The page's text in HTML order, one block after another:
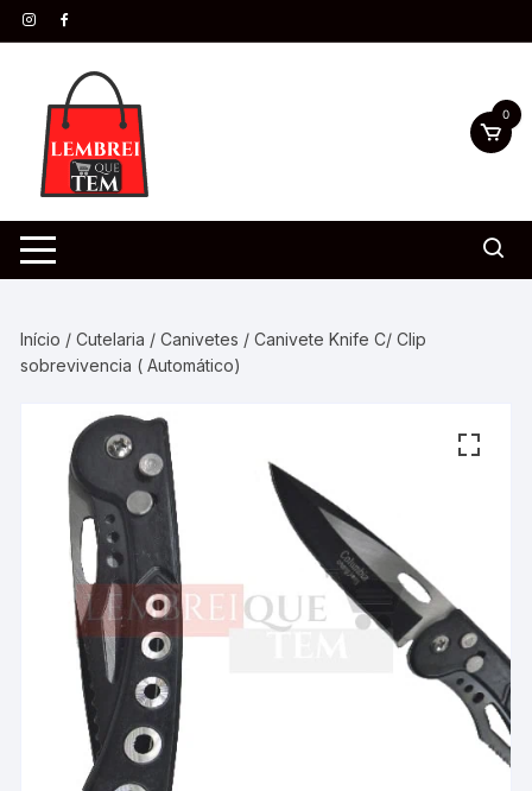
0
Início /Cutelaria /Canivetes / Canivete Knife C/ Clip
sobrevivencia ( Automático)